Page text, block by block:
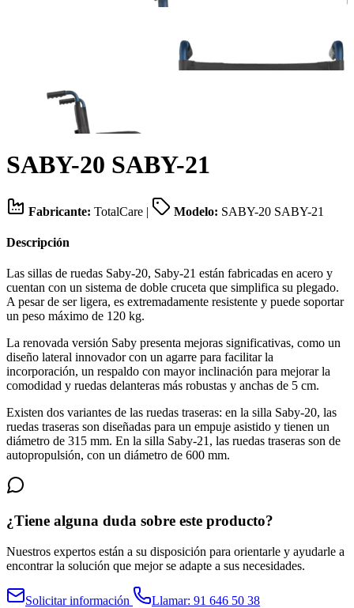
SABY-20 SABY-21
Fabricante: TotalCare | Modelo: SABY-20 SABY-21
Descripción
Las sillas de ruedas Saby-20, Saby-21 están fabricadas en acero y
cuentan con un sistema de doble cruceta que simplifica su plegado.
A pesar de ser ligera, es extremadamente resistente y puede soportar
un peso máximo de 120 kg.
La renovada versión Saby presenta mejoras significativas, como un
diseño lateral innovador con un agarre para facilitar la
incorporación, un respaldo con mayor inclinación para mejorar la
comodidad y ruedas delanteras más robustas y anchas de 5 cm.
Existen dos variantes de las ruedas traseras: en la silla Saby-20, las
ruedas traseras son diseñadas para un empuje asistido y tienen un
diámetro de 315 mm. En la silla Saby-21, las ruedas traseras son de
autopropulsión, con un diámetro de 600 mm.
¿Tiene alguna duda sobre este producto?
Nuestros expertos están a su disposición para orientarle y ayudarle a
encontrar la solución que mejor se adapte a sus necesidades.
Solicitar información Llamar: 91 646 50 38